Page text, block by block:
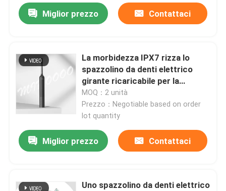
Miglior prezzo Contattaci
La morbidezza IPX7 rizza lo
spazzolino da denti elettrico
girante ricaricabile per la
protezione della gomma
MOQ：2 unità
Prezzo：Negotiable based on order
lot quantity
Miglior prezzo Contattaci
Uno spazzolino da denti elettrico